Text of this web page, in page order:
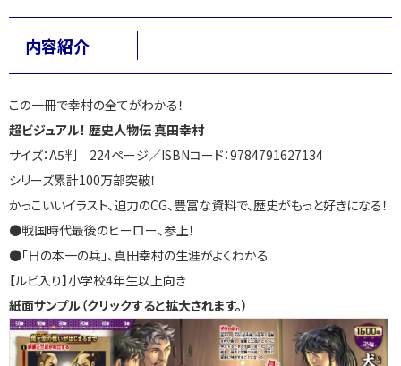
内容紹介
この一冊で幸村の全てがわかる！
超ビジュアル！ 歴史人物伝 真田幸村
サイズ：A5判 224ページ／ISBNコード：9784791627134
シリーズ累計100万部突破！
かっこいいイラスト、迫力のCG、豊富な資料で、歴史がもっと好きになる！
●戦国時代最後のヒーロー、参上！
●「日の本一の兵」、真田幸村の生涯がよくわかる
【ルビ入り】小学校4年生以上向き
紙面サンプル（クリックすると拡大されます。）